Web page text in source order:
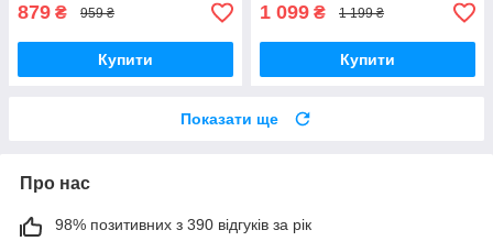
879 ₴ 959 ₴
Купити
1 099 ₴ 1 199 ₴
Купити
Показати ще
Про нас
98% позитивних з 390 відгуків за рік